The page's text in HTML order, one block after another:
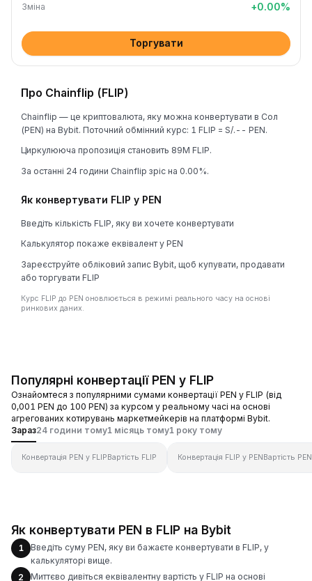
Зміна +0.00%
Торгувати
Про Chainflip (FLIP)
Chainflip — це криптовалюта, яку можна конвертувати в Сол
(PEN) на Bybit. Поточний обмінний курс: 1 FLIP = S/.-- PEN.
Циркулююча пропозиція становить 89M FLIP.
За останні 24 години Chainflip зріс на 0.00%.
Як конвертувати FLIP у PEN
Введіть кількість FLIP, яку ви хочете конвертувати
Калькулятор покаже еквівалент у PEN
Зареєструйте обліковий запис Bybit, щоб купувати, продавати
або торгувати FLIP
Курс FLIP до PEN оновлюється в режимі реального часу на основі
ринкових даних.
Популярні конвертації PEN у FLIP
Ознайомтеся з популярними сумами конвертації PEN у FLIP (від
0,001 PEN до 100 PEN) за курсом у реальному часі на основі
агрегованих котирувань маркетмейкерів на платформі Bybit.
Зараз24 години тому1 місяць тому1 року тому
Конвертація PEN у FLIPВартість FLIP Конвертація FLIP у PENВартість PEN
Як конвертувати PEN в FLIP на Bybit
1
Введіть суму PEN, яку ви бажаєте конвертувати в FLIP, у
калькуляторі вище.
2
Миттєво дивіться еквівалентну вартість у FLIP на основі